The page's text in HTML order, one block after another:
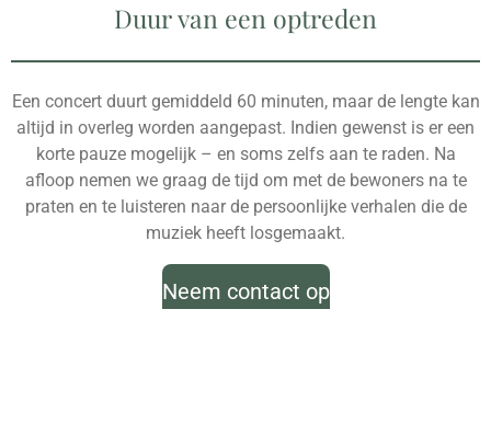
Duur van een optreden
Een concert duurt gemiddeld 60 minuten, maar de lengte kan
altijd in overleg worden aangepast. Indien gewenst is er een
korte pauze mogelijk – en soms zelfs aan te raden. Na
afloop nemen we graag de tijd om met de bewoners na te
praten en te luisteren naar de persoonlijke verhalen die de
muziek heeft losgemaakt.
Neem contact op